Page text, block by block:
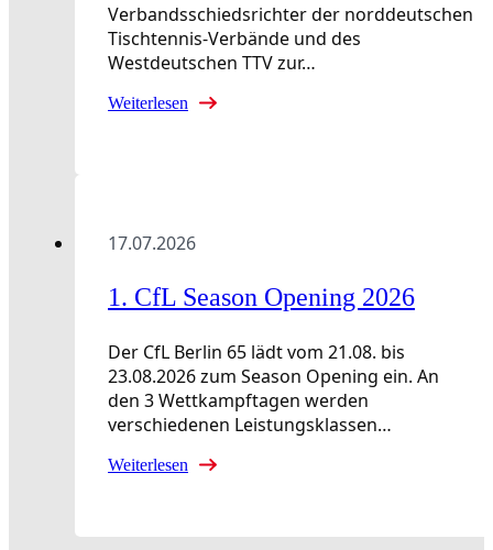
Verbandsschiedsrichter der norddeutschen
Tischtennis-Verbände und des
Westdeutschen TTV zur…
Weiterlesen
17.07.2026
1. CfL Season Opening 2026
Der CfL Berlin 65 lädt vom 21.08. bis
23.08.2026 zum Season Opening ein. An
den 3 Wettkampftagen werden
verschiedenen Leistungsklassen…
Weiterlesen